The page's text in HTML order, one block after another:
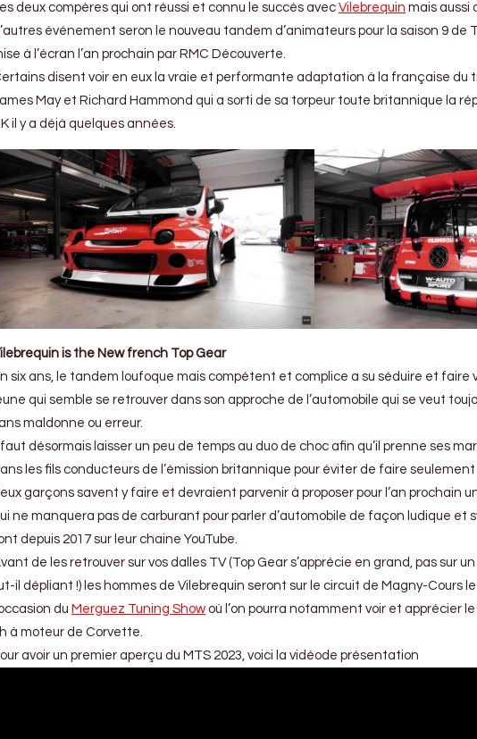
deux compères qui ont réussi et connu le succès avec Vilebrequin mais aussi
événement seron le nouveau tandem d’animateurs pour la saison 9 de
à l’écran l’an prochain par RMC Découverte.
disent voir en eux la vraie et performante adaptation à la française du
May et Richard Hammond qui a sorti de sa torpeur toute britannique la
il y a déjà quelques années.
is the New french Top Gear
six ans, le tandem loufoque mais compétent et complice a su séduire et faire
qui semble se retrouver dans son approche de l’automobile qui se veut
maldonne ou erreur.
faut désormais laisser un peu de temps au duo de choc afin qu’il prenne ses
les fils conducteurs de l’émission britannique pour éviter de faire seulement
garçons savent y faire et devraient parvenir à proposer pour l’an prochain
ne manquera pas de carburant pour parler d’automobile de façon ludique et
depuis 2017 sur leur chaine YouTube.
de les retrouver sur vos dalles TV (Top Gear s’apprécie en grand, pas sur
il dépliant !) les hommes de Vilebrequin seront sur le circuit de Magny-Cours
du Merguez Tuning Show où l’on pourra notamment voir et apprécier
à moteur de Corvette.
avoir un premier aperçu du MTS 2023, voici la vidéode présentation